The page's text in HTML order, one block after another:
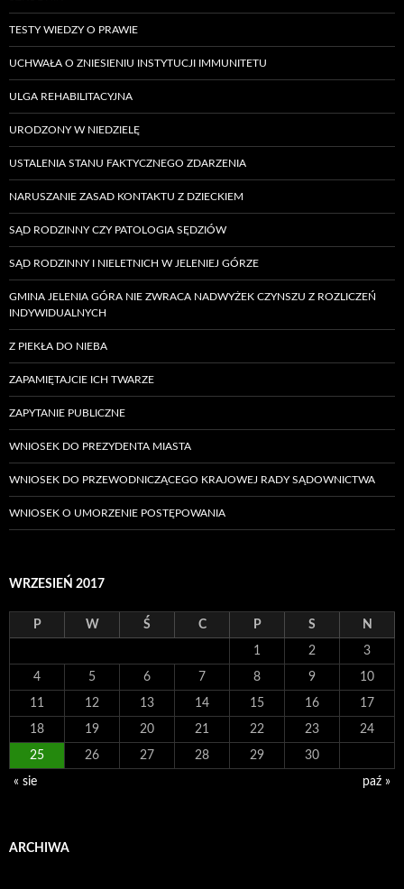
TESTY WIEDZY O PRAWIE
UCHWAŁA O ZNIESIENIU INSTYTUCJI IMMUNITETU
ULGA REHABILITACYJNA
URODZONY W NIEDZIELĘ
USTALENIA STANU FAKTYCZNEGO ZDARZENIA
NARUSZANIE ZASAD KONTAKTU Z DZIECKIEM
SĄD RODZINNY CZY PATOLOGIA SĘDZIÓW
SĄD RODZINNY I NIELETNICH W JELENIEJ GÓRZE
GMINA JELENIA GÓRA NIE ZWRACA NADWYŻEK CZYNSZU Z ROZLICZEŃ
INDYWIDUALNYCH
Z PIEKŁA DO NIEBA
ZAPAMIĘTAJCIE ICH TWARZE
ZAPYTANIE PUBLICZNE
WNIOSEK DO PREZYDENTA MIASTA
WNIOSEK DO PRZEWODNICZĄCEGO KRAJOWEJ RADY SĄDOWNICTWA
WNIOSEK O UMORZENIE POSTĘPOWANIA
WRZESIEŃ 2017
P W Ś C P S N
1 2 3
4 5 6 7 8 9 10
11 12 13 14 15 16 17
18 19 20 21 22 23 24
25 26 27 28 29 30
« sie paź »
ARCHIWA